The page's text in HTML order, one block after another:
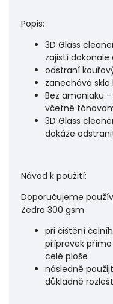
Popis:
3D Glass
zajistí dokonale
odstraní
zanechává
Bez amoniaku
včetně
3D Glass
dokáže
Návod k použití:
Doporučujeme
Zedra 300 gsm
při čištění
přípravek
celé ploše
následně
důkladně